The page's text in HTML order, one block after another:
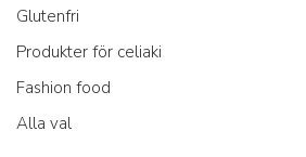
Glutenfri
Produkter för celiaki
Fashion food
Alla val